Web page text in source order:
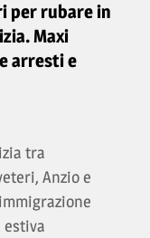
per rubare in
Maxi
arresti e
tra
Anzio e
estiva